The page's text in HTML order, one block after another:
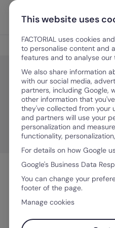
Ir al contenido
Blog
Gestión
This website uses
FACTORIAL uses cookies
to personalise content and
features and to analyse our
We also share information
with our social media,
partners, including Google,
other information that
they've collected from your
and partners will use your
personalization and
functionality,
For details on how Google
Google's Business Data
You can change your
footer of the page.
Manage cookies